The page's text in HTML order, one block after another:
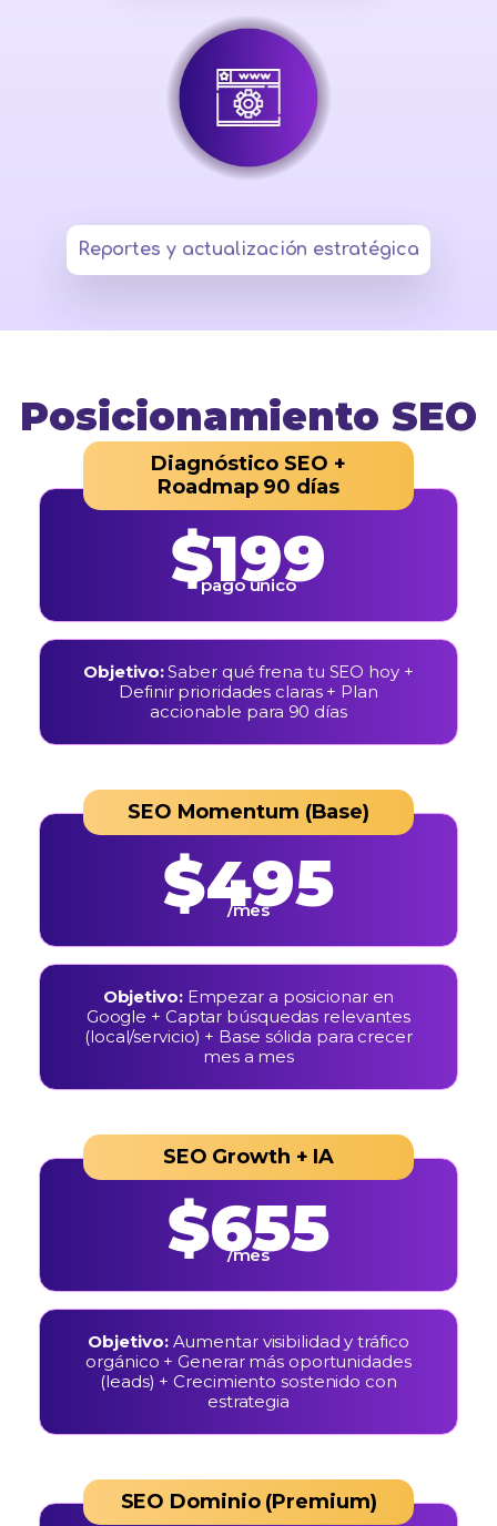
4
Reportes y actualización estratégica
Posicionamiento SEO
Diagnóstico SEO +
Roadmap 90 días
$199
pago único
Objetivo: Saber qué frena tu SEO hoy +
Definir prioridades claras + Plan
accionable para 90 días
SEO Momentum (Base)
$495
/mes
Objetivo: Empezar a posicionar en
Google + Captar búsquedas relevantes
(local/servicio) + Base sólida para crecer
mes a mes
SEO Growth + IA
$655
/mes
Objetivo: Aumentar visibilidad y tráfico
orgánico + Generar más oportunidades
(leads) + Crecimiento sostenido con
estrategia
SEO Dominio (Premium)